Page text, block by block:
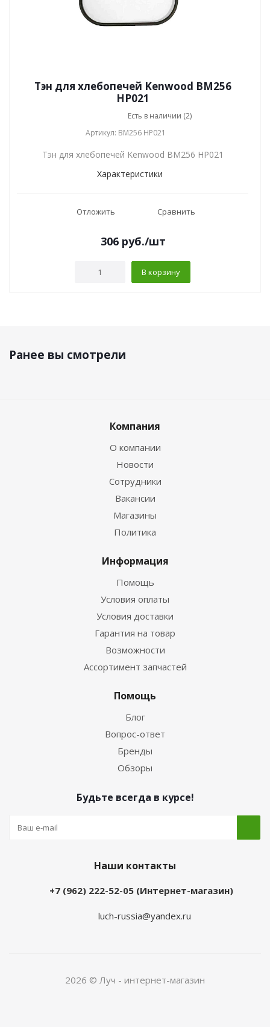
Тэн для хлебопечей Kenwood BM256
HP021
Есть в наличии (2)
Артикул: BM256 HP021
Тэн для хлебопечей Kenwood BM256 HP021
Характеристики
Отложить Сравнить
306руб./шт
В корзину
Ранее вы смотрели
Компания
О компании
Новости
Сотрудники
Вакансии
Магазины
Политика
Информация
Помощь
Условия оплаты
Условия доставки
Гарантия на товар
Возможности
Ассортимент запчастей
Помощь
Блог
Вопрос-ответ
Бренды
Обзоры
Будьте всегда в курсе!
Наши контакты
+7 (962) 222-52-05 (Интернет-магазин)
luch-russia@yandex.ru
2026 © Луч - интернет-магазин